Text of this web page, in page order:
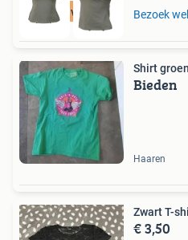
Tot 75% voordeel Bezoek
Shirt
Bieden
Haaren
Zwart T-
€ 3,50